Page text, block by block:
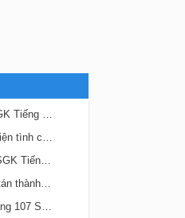
Bài 22 Đọc mở rộng trang 111 SGK Tiếng Việt 5 Kết nối tri thức tập 2
Bài 22 Luyện viết đoạn văn thể hiện tình cảm, cảm xúc về một sự việc trang 111 SGK Tiếng Việt 5 Kết nối tri thức tập 2
Bài 22 Bộ đội về làng trang 109 SGK Tiếng Việt 5 Kết nối tri thức tập 2
Bài 21 Viết đoạn văn nêu ý kiến tán thành một sự việc, hiện tượng (Bài viết số 2) trang 108 SGK Tiếng Việt 5 Kết nối tri thức tập 2
Bài 21 Luyện tập về câu ghép trang 107 SGK Tiếng Việt 5 Kết nối tri thức tập 2